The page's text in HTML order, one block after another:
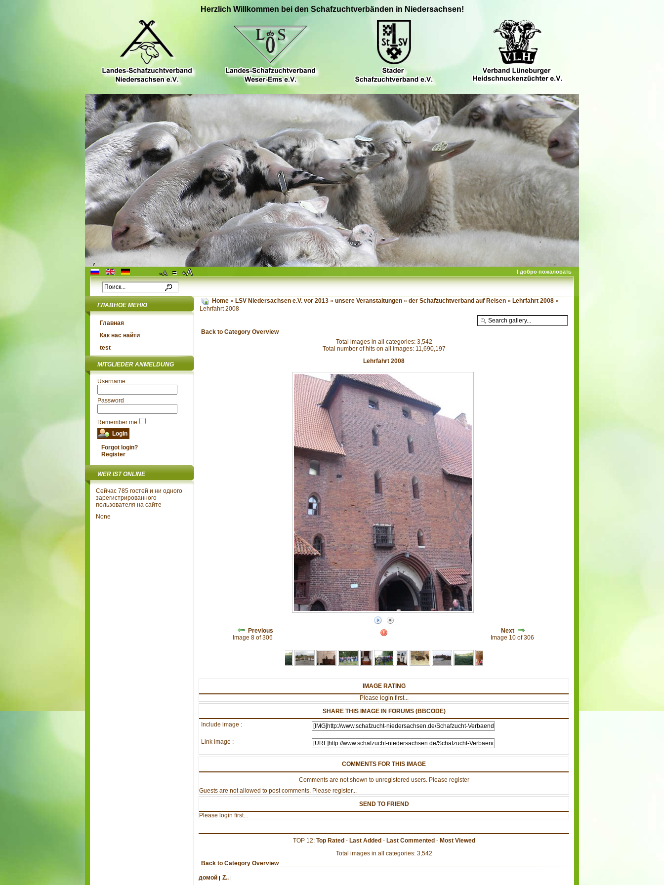
Herzlich Willkommen bei den Schafzuchtverbänden in Niedersachsen!
добро пожаловать
ГЛАВНОЕ МЕНЮ
Главная
Как нас найти
test
MITGLIEDER ANMELDUNG
Username
Password
Remember me
Forgot login?
Register
WER IST ONLINE
Сейчас 785 гостей и ни одного
зарегистрированного
пользователя на сайте
None
Home » LSV Niedersachsen e.V. vor 2013 » unsere Veranstaltungen » der Schafzuchtverband auf Reisen » Lehrfahrt 2008 »
Lehrfahrt 2008
Back to Category Overview
Total images in all categories: 3,542
Total number of hits on all images: 11,690,197
Lehrfahrt 2008
Previous
Image 8 of 306
Next
Image 10 of 306
IMAGE RATING
Please login first...
SHARE THIS IMAGE IN FORUMS (BBCODE)
Include image :
Link image :
COMMENTS FOR THIS IMAGE
Comments are not shown to unregistered users. Please register
Guests are not allowed to post comments. Please register...
SEND TO FRIEND
Please login first...
TOP 12: Top Rated- Last Added- Last Commented- Most Viewed
Total images in all categories: 3,542
Back to Category Overview
домой Z..